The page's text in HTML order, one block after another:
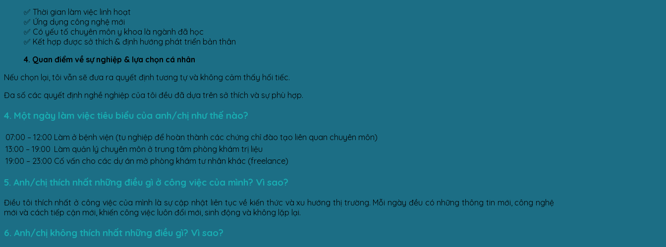
✅ Thời gian làm việc linh hoạt
✅ Ứng dụng công nghệ mới
✅ Có yếu tố chuyên môn y khoa là ngành đã học
✅ Kết hợp được sở thích & định hướng phát triển bản thân
4. Quan điểm về sự nghiệp & lựa chọn cá nhân
Nếu chọn lại, tôi vẫn sẽ đưa ra quyết định tương tự và không cảm thấy hối tiếc.
Đa số các quyết định nghề nghiệp của tôi đều đã dựa trên sở thích và sự phù hợp.
4. Một ngày làm việc tiêu biểu của anh/chị như thế nào?
07:00 – 12:00 Làm ở bệnh viện (tu nghiệp để hoàn thành các chứng chỉ đào tạo liên quan chuyên môn)
13:00 – 19:00 Làm quản lý chuyên môn ở trung tâm phòng khám trị liệu
19:00 – 23:00 Cố vấn cho các dự án mở phòng khám tư nhân khác (freelance)
5. Anh/chị thích nhất những điều gì ở công việc của mình? Vì sao?
Điều tôi thích nhất ở công việc của mình là sự cập nhật liên tục về kiến thức và xu hướng thị trường. Mỗi ngày đều có những thông tin mới, công nghệ
mới và cách tiếp cận mới, khiến công việc luôn đổi mới, sinh động và không lặp lại.
6. Anh/chị không thích nhất những điều gì? Vì sao?